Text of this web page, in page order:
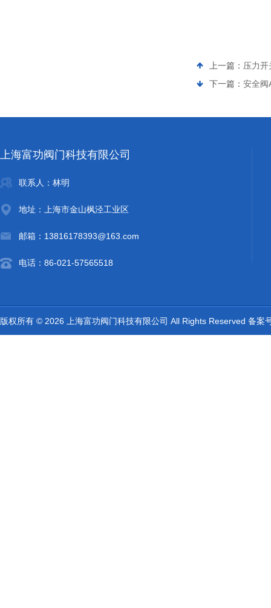
上一篇： 压力
下一篇： 安全阀
上海富功阀门科技有限公司
联系人：林明
地址：上海市金山枫泾工业区
邮箱：13816178393@163.com
电话：86-021-57565518
版权所有 © 2026 上海富功阀门科技有限公司 All Rights Reserved 备案